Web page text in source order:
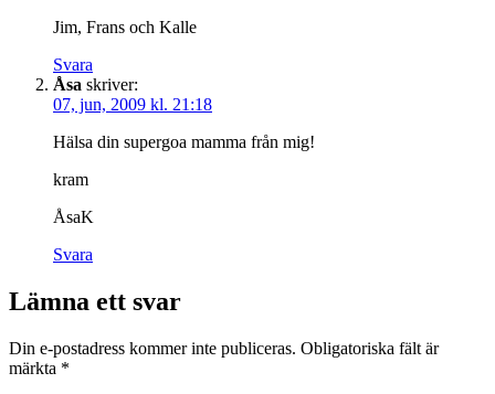
Jim, Frans och Kalle
Svara
Åsa skriver:
07, jun, 2009 kl. 21:18
Hälsa din supergoa mamma från mig!
kram
ÅsaK
Svara
Lämna ett svar
Din e-postadress kommer inte publiceras. Obligatoriska fält är
märkta *